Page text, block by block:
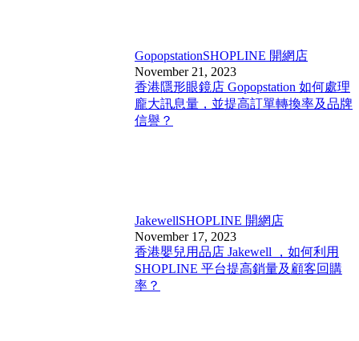
GopopstationSHOPLINE 開網店
November 21, 2023
香港隱形眼鏡店 Gopopstation 如何處理
龐大訊息量，並提高訂單轉換率及品牌
信譽？
JakewellSHOPLINE 開網店
November 17, 2023
香港嬰兒用品店 Jakewell ，如何利用
SHOPLINE 平台提高銷量及顧客回購
率？